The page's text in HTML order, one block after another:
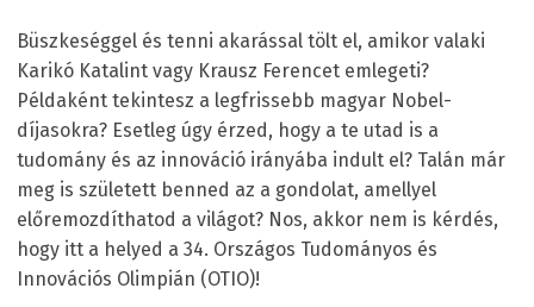
Büszkeséggel és tenni akarással tölt el, amikor valaki
Karikó Katalint vagy Krausz Ferencet emlegeti?
Példaként tekintesz a legfrissebb magyar Nobel-
díjasokra? Esetleg úgy érzed, hogy a te utad is a
tudomány és az innováció irányába indult el? Talán már
meg is született benned az a gondolat, amellyel
előremozdíthatod a világot? Nos, akkor nem is kérdés,
hogy itt a helyed a 34. Országos Tudományos és
Innovációs Olimpián (OTIO)!